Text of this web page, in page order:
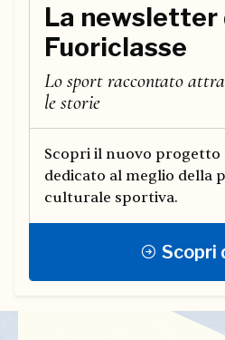
La newsletter
Fuoriclasse
Lo sport raccontato
le storie
Scopri il nuovo progetto
dedicato al meglio della
culturale sportiva.
Scopri